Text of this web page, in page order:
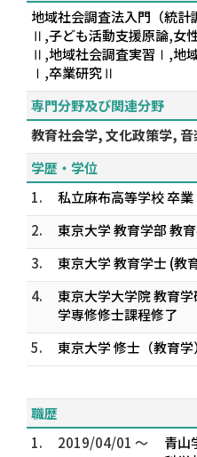
地域社会調査法入門（統
Ⅱ,子ども活動支援原論,女
Ⅱ,地域社会調査実習Ⅰ,地
Ⅰ,卒業研究Ⅱ
専門分野及び関連分野
教育社会学, 文化政策学,
学歴・学位
1.
私立麻布高等学校 卒業
2.
東京大学 教育学部 教
3.
東京大学 教育学士 (教
4.
東京大学大学院 教育
学専修修士課程修了
5.
東京大学 修士（教育
職歴
1.
2019/04/01 ～
青山